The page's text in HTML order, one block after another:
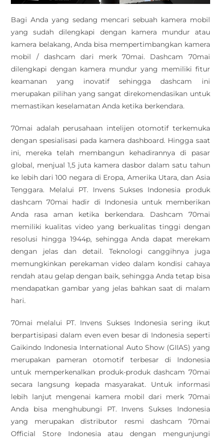
Bagi Anda yang sedang mencari sebuah kamera mobil
yang sudah dilengkapi dengan kamera mundur atau
kamera belakang, Anda bisa mempertimbangkan kamera
mobil / dashcam dari merk 70mai. Dashcam 70mai
dilengkapi dengan kamera mundur yang memiliki fitur
keamanan yang inovatif sehingga dashcam ini
merupakan pilihan yang sangat direkomendasikan untuk
memastikan keselamatan Anda ketika berkendara.
70mai adalah perusahaan intelijen otomotif terkemuka
dengan spesialisasi pada kamera dashboard. Hingga saat
ini, mereka telah membangun kehadirannya di pasar
global, menjual 1,5 juta kamera dasbor dalam satu tahun
ke lebih dari 100 negara di Eropa, Amerika Utara, dan Asia
Tenggara. Melalui PT. Invens Sukses Indonesia produk
dashcam 70mai hadir di Indonesia untuk memberikan
Anda rasa aman ketika berkendara. Dashcam 70mai
memiliki kualitas video yang berkualitas tinggi dengan
resolusi hingga 1944p, sehingga Anda dapat merekam
dengan jelas dan detail. Teknologi canggihnya juga
memungkinkan perekaman video dalam kondisi cahaya
rendah atau gelap dengan baik, sehingga Anda tetap bisa
mendapatkan gambar yang jelas bahkan saat di malam
hari.
70mai melalui PT. Invens Sukses Indonesia sering ikut
berpartisipasi dalam even even besar di Indonesia seperti
Gaikindo Indonesia International Auto Show (GIIAS) yang
merupakan pameran otomotif terbesar di Indonesia
untuk memperkenalkan produk-produk dashcam 70mai
secara langsung kepada masyarakat. Untuk informasi
lebih lanjut mengenai kamera mobil dari merk 70mai
Anda bisa menghubungi PT. Invens Sukses Indonesia
yang merupakan distributor resmi dashcam 70mai
Official Store Indonesia atau dengan mengunjungi